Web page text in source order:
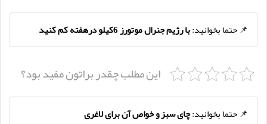
📌 حتما بخوانید:با رژیم جنرال موتورز 6کیلو درهفته کم کنید
این مطلب چقدر براتون مفید بود؟
📌 حتما بخوانید:چای سبز و خواص آن برای لاغری